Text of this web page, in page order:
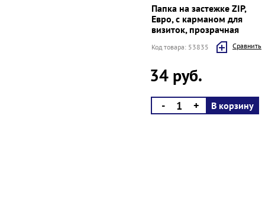
Папка на застежке ZIP,
Евро, с карманом для
визиток, прозрачная
Код товара: 53835 Cравнить
34 руб.
- + В корзину